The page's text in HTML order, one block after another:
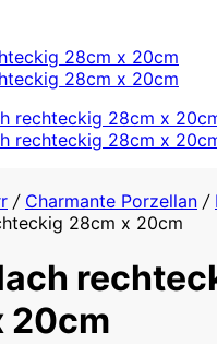
/ Charmante Porzellan /
28cm x 20cm
20cm